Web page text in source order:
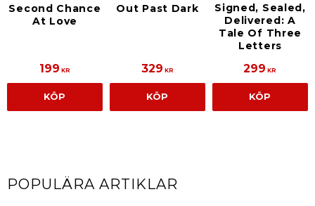
Second Chance
At Love
199 KR
KÖP
Out Past Dark
329 KR
KÖP
Signed, Sealed,
Delivered: A
Tale Of Three
Letters
299 KR
KÖP
POPULÄRA ARTIKLAR